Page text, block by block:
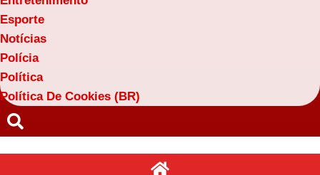
Esporte
Notícias
Polícia
Política
Política De Cookies (BR)